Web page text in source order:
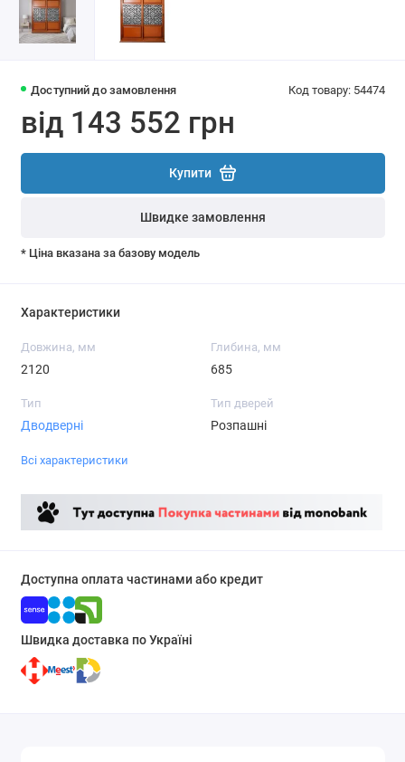
Доступний до замовлення Код товару: 54474
від 143 552 грн
Купити
Швидке замовлення
* Ціна вказана за базову модель
Характеристики
Довжина, мм
2120
Глибина, мм
685
Тип
Дводверні
Тип дверей
Розпашні
Всі характеристики
Доступна оплата частинами або кредит
Швидка доставка по Україні